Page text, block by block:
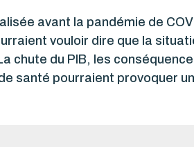
avant la pandémie de
vouloir dire que la
chute du PIB, les
santé pourraient provoquer